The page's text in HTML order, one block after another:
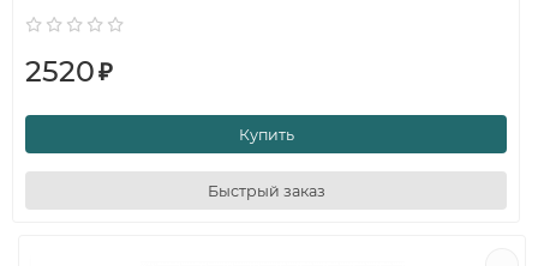
2520₽
Купить
Быстрый заказ